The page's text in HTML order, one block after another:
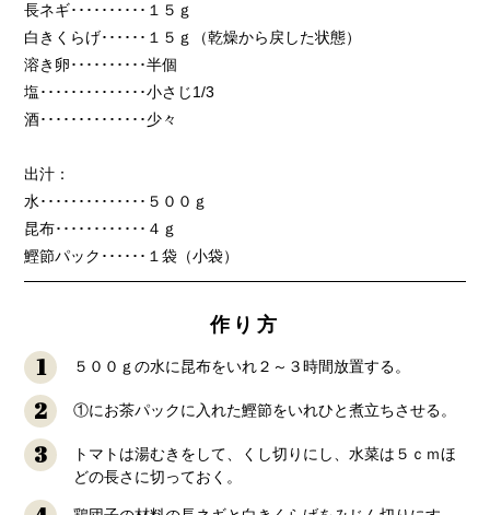
長ネギ･･････････１５ｇ
白きくらげ･･････１５ｇ（乾燥から戻した状態）
溶き卵･･････････半個
塩･･････････････小さじ1/3
酒･･････････････少々
出汁：
水･･････････････５００ｇ
昆布････････････４ｇ
鰹節パック･･････１袋（小袋）
作り方
1 ５００ｇの水に昆布をいれ２～３時間放置する。
2 ①にお茶パックに入れた鰹節をいれひと煮立ちさせる。
3
トマトは湯むきをして、くし切りにし、水菜は５ｃｍほ
どの長さに切っておく。